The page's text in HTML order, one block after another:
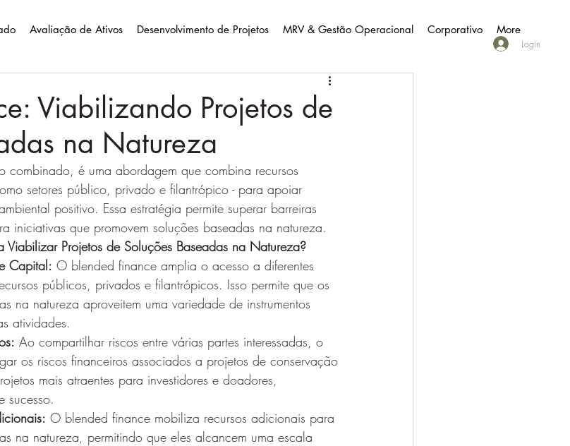
Avaliação de Ativos Desenvolvimento de Projetos MRV & Gestão Operacional Corporativo More
Viabilizando Projetos de
na Natureza
combinado, é uma abordagem que combina recursos
setores público, privado e filantrópico - para apoiar
positivo. Essa estratégia permite superar barreiras
iniciativas que promovem soluções baseadas na natureza.
Projetos de Soluções Baseadas na Natureza?
Capital: O blended finance amplia o acesso a diferentes
públicos, privados e filantrópicos. Isso permite que os
na natureza aproveitem uma variedade de instrumentos
atividades.
Ao compartilhar riscos entre várias partes interessadas, o
os riscos financeiros associados a projetos de conservação
mais atraentes para investidores e doadores,
sucesso.
O blended finance mobiliza recursos adicionais para
na natureza, permitindo que eles alcancem uma escala
Login